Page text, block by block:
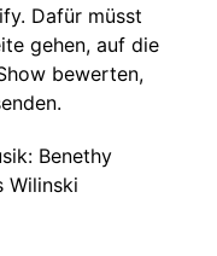
Dafür müsst
gehen, auf die
bewerten,
Benethy
Wilinski